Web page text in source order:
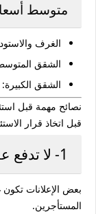
متوسط أسعار
الغرف
الشقق المتوسطة: من 1000
الشقق
نصائح مهمة قبل
قبل اتخاذ قرار
1- لا تدفع عربون قبل المعاينة
بعض الإعلانات
المستأجرين.